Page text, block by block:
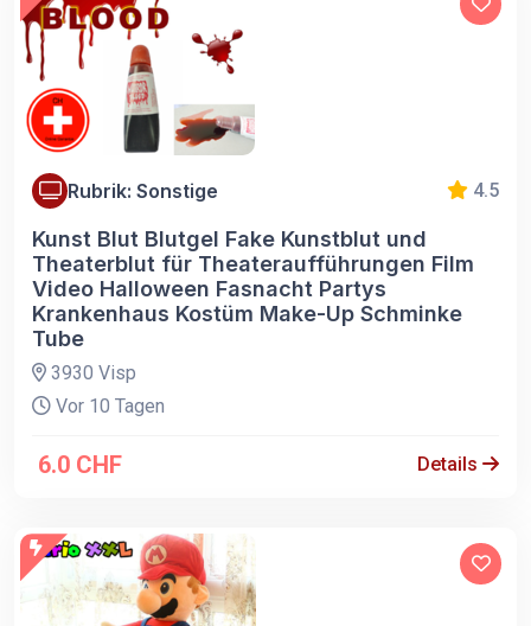
Rubrik: Sonstige 4.5
Kunst Blut Blutgel Fake Kunstblut und
Theaterblut für Theateraufführungen Film
Video Halloween Fasnacht Partys
Krankenhaus Kostüm Make-Up Schminke
Tube
3930 Visp
Vor 10 Tagen
6.0 CHF Details